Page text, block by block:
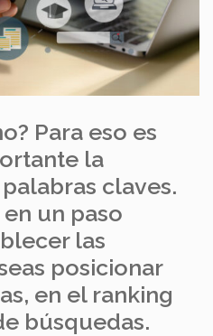
Para eso es
la
claves.
un paso
las
posicionar
en el ranking
búsquedas.